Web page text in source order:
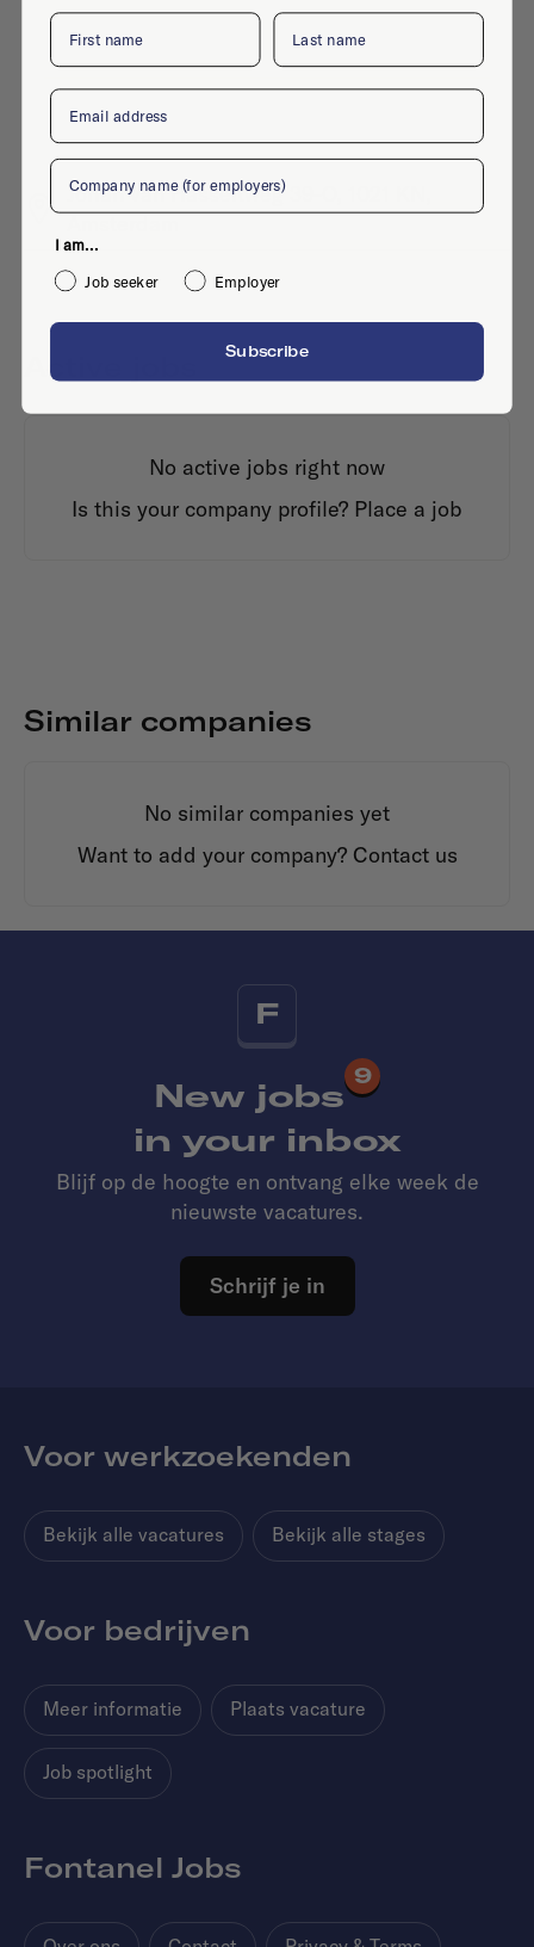
Johan van Hasseltweg 39-O, 1021 KN,
Amsterdam
Active jobs
No active jobs right now
Is this your company profile? Place a job
Similar companies
No similar companies yet
Want to add your company? Contact us
F
New jobs
9
in your inbox
Blijf op de hoogte en ontvang elke week de
nieuwste vacatures.
Schrijf je in
Voor werkzoekenden
Bekijk alle vacatures Bekijk alle stages
Voor bedrijven
Meer informatie Plaats vacature
Job spotlight
Fontanel Jobs
First name Last name
Email
Company
I am...
Job seeker
Employer
Subscribe